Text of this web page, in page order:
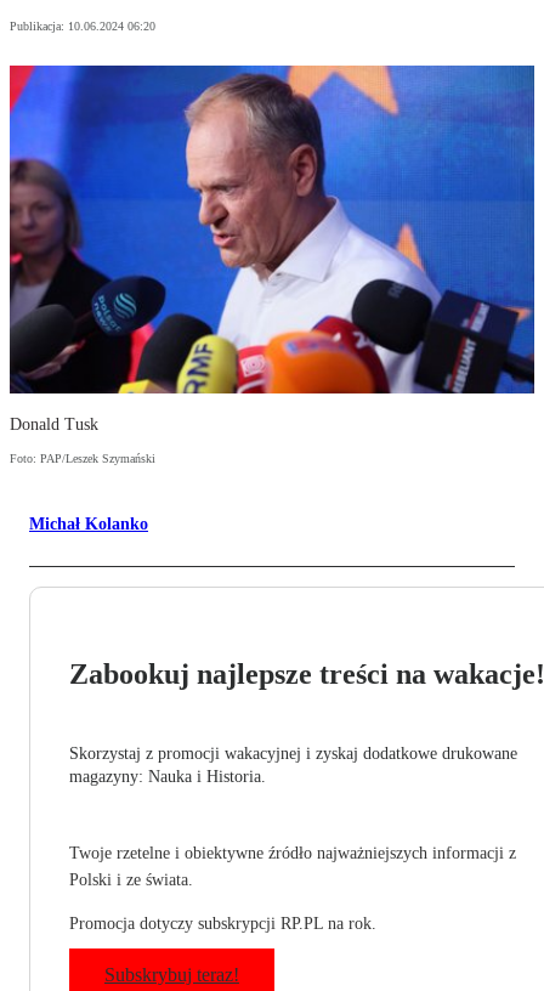
Publikacja: 10.06.2024 06:20
Donald Tusk
Foto: PAP/Leszek Szymański
Michał Kolanko
Zabookuj najlepsze treści na wakacje!
Skorzystaj z promocji wakacyjnej i zyskaj dodatkowe drukowane
magazyny: Nauka i Historia.
Twoje rzetelne i obiektywne źródło najważniejszych informacji z
Polski i ze świata.
Promocja dotyczy subskrypcji RP.PL na rok.
Subskrybuj teraz!